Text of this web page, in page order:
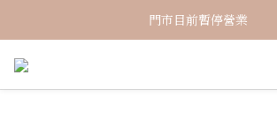
新加入會員！即享有NT150購物
門市目前暫停營業